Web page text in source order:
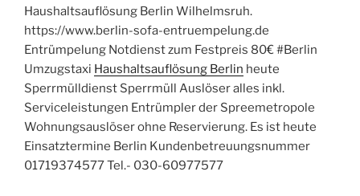
Haushaltsauflösung Berlin Wilhelmsruh.
https://www.berlin-sofa-entruempelung.de
Entrümpelung Notdienst zum Festpreis 80€ #Berlin
Umzugstaxi Haushaltsauflösung Berlin heute
Sperrmülldienst Sperrmüll Auslöser alles inkl.
Serviceleistungen Entrümpler der Spreemetropole
Wohnungsauslöser ohne Reservierung. Es ist heute
Einsatztermine Berlin Kundenbetreuungsnummer
01719374577 Tel.- 030-60977577